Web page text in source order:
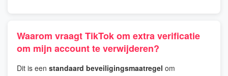
Waarom vraagt TikTok om extra verificatie
om mijn account te verwijderen?
Dit is een standaard beveiligingsmaatregel om